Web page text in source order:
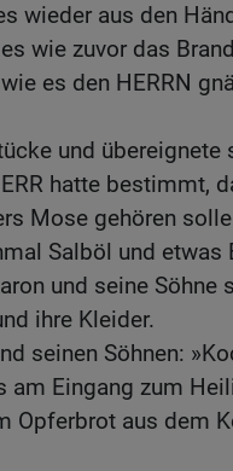
wieder aus den
wie zuvor das
es den HERRN
und übereignete
hatte bestimmt,
Mose gehören
Salböl und etwas
und seine Söhne
ihre Kleider.
seinen Söhnen:
Eingang zum
Opferbrot aus dem